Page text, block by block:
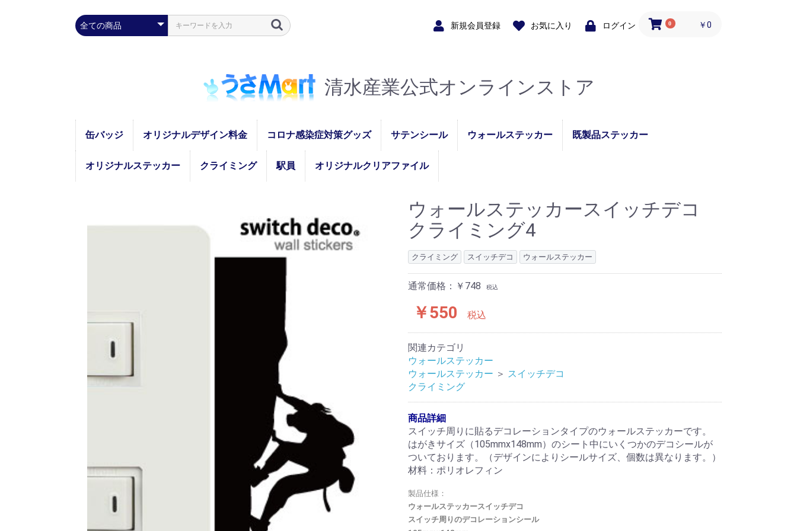
新規会員登録 お気に入り ログイン 0 ￥0
清水産業公式オンラインストア
缶バッジ オリジナルデザイン料金 コロナ感染症対策グッズ
マスクストラップ
非接触アクリルキーホ
デスクパーテーション
マスクハンガー
マスクケース
フェースガード
サテンシール
STAFFスタッフ縦
STAFFスタッフ横
PASSパス縦
PASSパス横
セミオーダー（名入
ウォールステッカー 既製品ステッカー
オリジナルステッカー クライミング 駅員 オリジナルクリアファイル
ウォールステッカースイッチデコ
クライミング4
クライミング スイッチデコ ウォールステッカー
通常価格：￥748 税込
￥550 税込
関連カテゴリ
ウォールステッカー
ウォールステッカー ＞ スイッチデコ
クライミング
商品詳細
スイッチ周りに貼るデコレーションタイプのウォールステッカーです。
はがきサイズ（105mmx148mm）のシート中にいくつかのデコシールが
ついております。（デザインによりシールサイズ、個数は異なります。）
材料：ポリオレフィン
製品仕様：
ウォールステッカースイッチデコ
スイッチ周りのデコレーションシール